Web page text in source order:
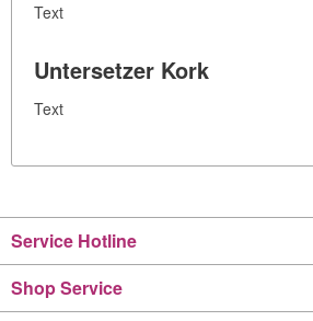
Text
Untersetzer Kork
Text
Service Hotline
Shop Service